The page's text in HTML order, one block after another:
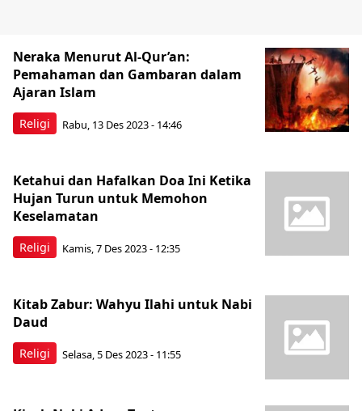
Religi
Neraka Menurut Al-Qur’an:
Pemahaman dan Gambaran dalam
Ajaran Islam
Rabu, 13 Des 2023 - 14:46
Religi
Ketahui dan Hafalkan Doa Ini Ketika
Hujan Turun untuk Memohon
Keselamatan
Kamis, 7 Des 2023 - 12:35
Religi
Kitab Zabur: Wahyu Ilahi untuk Nabi
Daud
Selasa, 5 Des 2023 - 11:55